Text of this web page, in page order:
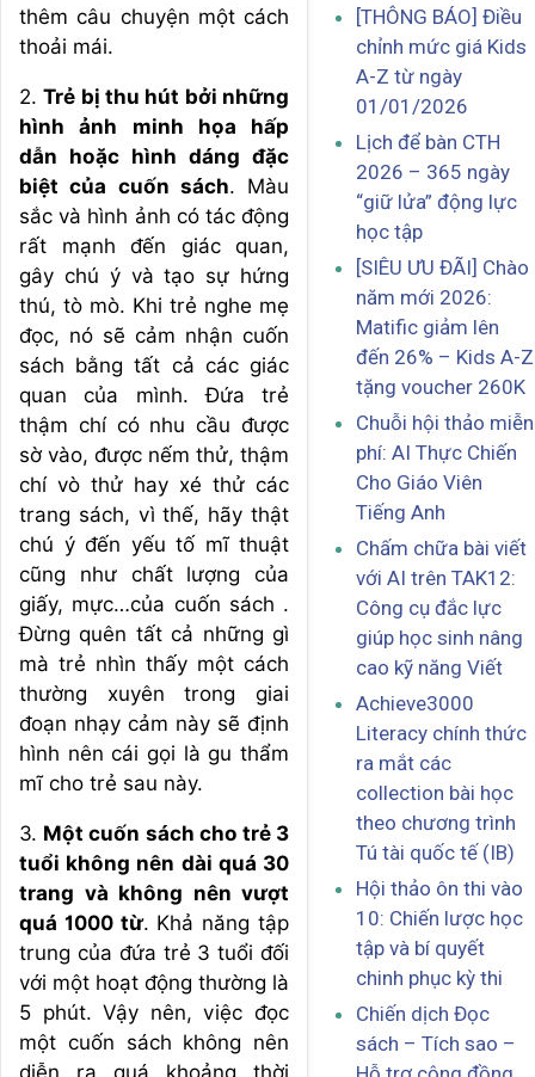
thêm câu chuyện một cách
thoải mái.
2.Trẻ bị thu hút bởi những
hình ảnh minh họa hấp
dẫn hoặc hình dáng đặc
biệt của cuốn sách. Màu
sắc và hình ảnh có tác động
rất mạnh đến giác quan,
gây chú ý và tạo sự hứng
thú, tò mò. Khi trẻ nghe mẹ
đọc, nó sẽ cảm nhận cuốn
sách bằng tất cả các giác
quan của mình. Đứa trẻ
thậm chí có nhu cầu được
sờ vào, được nếm thử, thậm
chí vò thử hay xé thử các
trang sách, vì thế, hãy thật
chú ý đến yếu tố mĩ thuật
cũng như chất lượng của
giấy, mực…của cuốn sách .
Đừng quên tất cả những gì
mà trẻ nhìn thấy một cách
thường xuyên trong giai
đoạn nhạy cảm này sẽ định
hình nên cái gọi là gu thẩm
mĩ cho trẻ sau này.
3. Một cuốn sách cho trẻ 3
tuổi không nên dài quá 30
trang và không nên vượt
quá 1000 từ. Khả năng tập
trung của đứa trẻ 3 tuổi đối
với một hoạt động thường là
5 phút. Vậy nên, việc đọc
một cuốn sách không nên
diễn ra quá khoảng thời
[THÔNG BÁO] Điều
chỉnh mức giá Kids
A-Z từ ngày
01/01/2026
Lịch để bàn CTH
2026 – 365 ngày
“giữ lửa” động lực
học tập
[SIÊU ƯU ĐÃI] Chào
năm mới 2026:
Matific giảm lên
đến 26% – Kids A-Z
tặng voucher 260K
Chuỗi hội thảo miễn
phí: AI Thực Chiến
Cho Giáo Viên
Tiếng Anh
Chấm chữa bài viết
với AI trên TAK12:
Công cụ đắc lực
giúp học sinh nâng
cao kỹ năng Viết
Achieve3000
Literacy chính thức
ra mắt các
collection bài học
theo chương trình
Tú tài quốc tế (IB)
Hội thảo ôn thi vào
10: Chiến lược học
tập và bí quyết
chinh phục kỳ thi
Chiến dịch Đọc
sách – Tích sao –